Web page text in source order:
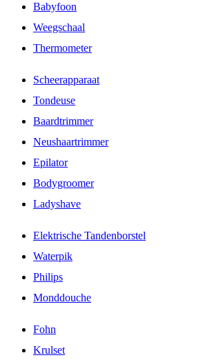
Babyfoon
Weegschaal
Thermometer
Scheerapparaat
Tondeuse
Baardtrimmer
Neushaartrimmer
Epilator
Bodygroomer
Ladyshave
Elektrische Tandenborstel
Waterpik
Philips
Monddouche
Fohn
Krulset